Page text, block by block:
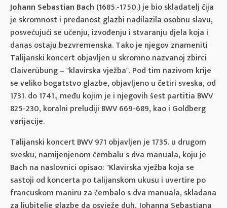
Johann Sebastian Bach (1685.-1750.) je bio skladatelj čija
je skromnost i predanost glazbi nadilazila osobnu slavu,
posvećujući se učenju, izvođenju i stvaranju djela koja i
danas ostaju bezvremenska. Tako je njegov znameniti
Talijanski koncert objavljen u skromno nazvanoj zbirci
Claiverübung – "klavirska vježba". Pod tim nazivom krije
se veliko bogatstvo glazbe, objavljeno u četiri sveska, od
1731. do 1741., među kojim je i njegovih šest partitia BWV
825-230, koralni preludiji BWV 669-689, kao i Goldberg
varijacije.
Talijanski koncert BWV 971 objavljen je 1735. u drugom
svesku, namijenjenom čembalu s dva manuala, koju je
Bach na naslovnici opisao: "Klavirska vježba koja se
sastoji od koncerta po talijanskom ukusu i uvertire po
francuskom maniru za čembalo s dva manuala, skladana